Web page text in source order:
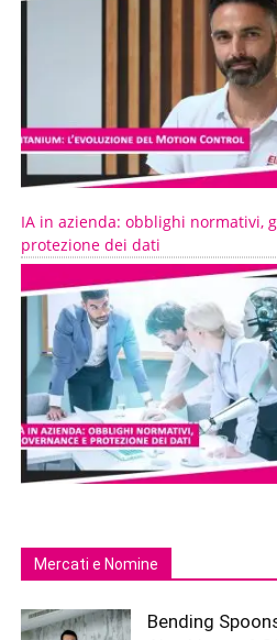
IA in azienda: obblighi normativi,
protezione dei dati
Mercati e Nomine
Bending